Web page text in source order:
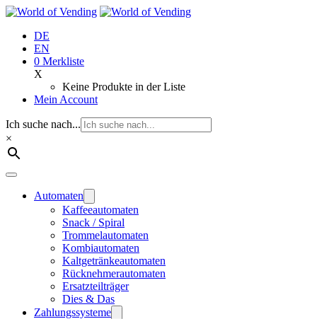
Zum
springen
DE
EN
0 Merkliste
X
Keine Produkte in der Liste
Mein Account
Ich suche nach...
×
Automaten
Kaffeeautomaten
Snack / Spiral
Trommelautomaten
Kombiautomaten
Kaltgetränkeautomaten
Rücknehmerautomaten
Ersatzteilträger
Dies & Das
Zahlungssysteme